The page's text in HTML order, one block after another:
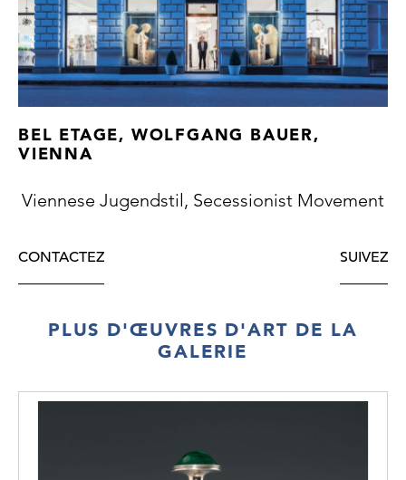
BEL ETAGE, WOLFGANG BAUER,
VIENNA
Viennese Jugendstil, Secessionist Movement
CONTACTEZ SUIVEZ
PLUS D'ŒUVRES D'ART DE LA
GALERIE